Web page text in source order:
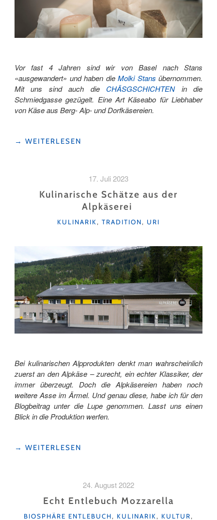
Vor fast 4 Jahren sind wir von Basel nach Stans
«ausgewandert» und haben die Molki Stans übernommen.
Mit uns sind auch die CHÄSGSCHICHTENin die
Schmiedgasse gezügelt. Eine Art Käseabo für Liebhaber
von Käse aus Berg- Alp- und Dorfkäsereien.
"CHÄSGSCHICHTEN:
→ WEITERLESEN
17. Juli 2023
Kulinarische Schätze aus der
Alpkäserei
KATEGORIEN
KULINARIK, TRADITION, URI
Bei kulinarischen Alpprodukten denkt man wahrscheinlich
zuerst an den Alpkäse – zurecht, ein echter Klassiker, der
immer überzeugt. Doch die Alpkäsereien haben noch
weitere Asse im Ärmel. Und genau diese, habe ich für den
Blogbeitrag unter die Lupe genommen. Lasst uns einen
Blick in die Produktion werfen.
"KULINARISCHE
→ WEITERLESEN
24. August 2022
Echt Entlebuch Mozzarella
KATEGORIEN
BIOSPHÄRE ENTLEBUCH, KULINARIK, KULTUR,